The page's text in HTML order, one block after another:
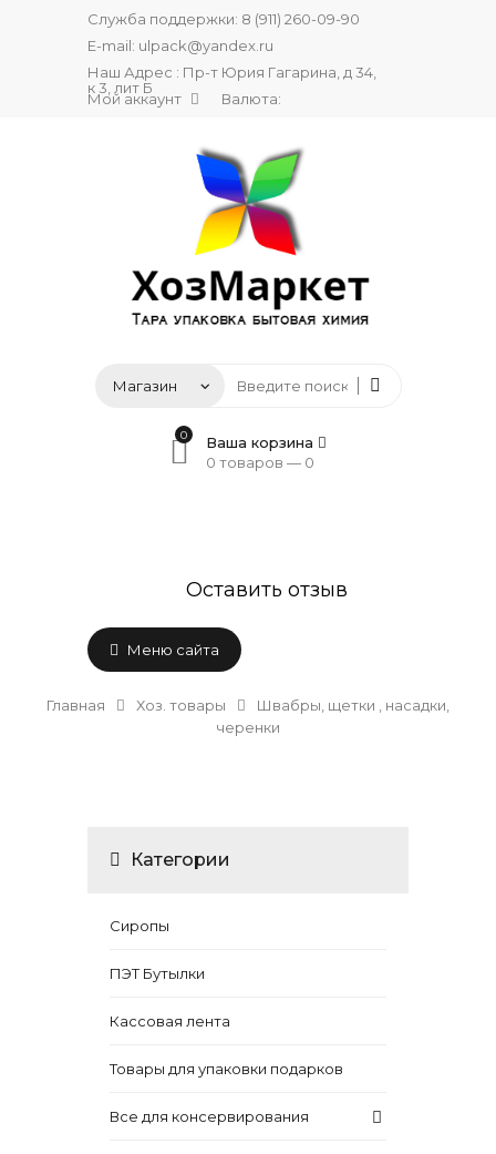
Служба поддержки: 8 (911) 260-09-90
E-mail: ulpack@yandex.ru
Наш Адрес : Пр-т Юрия Гагарина, д 34,
к 3, лит Б
Мой аккаунт Валюта:
0
Ваша корзина
0 товаров — 0
Оставить отзыв
Меню сайта
Главная Хоз. товары
Швабры, щетки , насадки,
черенки
Категории
Сиропы
ПЭТ Бутылки
Кассовая лента
Товары для упаковки подарков
Все для консервирования